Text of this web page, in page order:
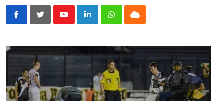
YoutubeLinkedInWhatsappCloud